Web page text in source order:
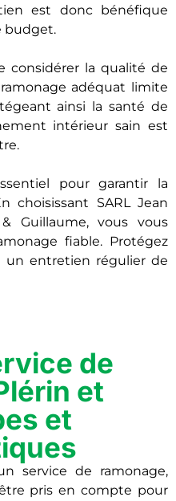
est donc bénéfique
budget.
considérer la qualité de
adéquat limite
ainsi la santé de
intérieur sain est
pour garantir la
choisissant SARL Jean
Guillaume, vous vous
fiable. Protégez
un entretien régulier de
de
et
et
service de ramonage,
pris en compte pour